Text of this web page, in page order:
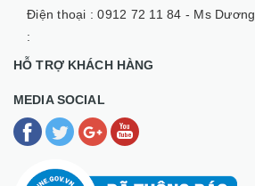
Điện thoại :0912 72 11 84 - Ms Dương
:
HỖ TRỢ KHÁCH HÀNG
MEDIA SOCIAL